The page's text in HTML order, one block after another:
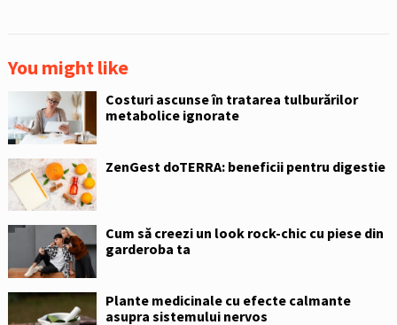
You might like
Costuri ascunse în tratarea tulburărilor
metabolice ignorate
ZenGest doTERRA: beneficii pentru digestie
Cum să creezi un look rock-chic cu piese din
garderoba ta
Plante medicinale cu efecte calmante
asupra sistemului nervos